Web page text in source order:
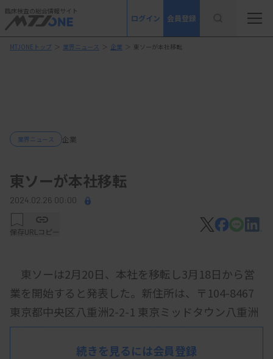
臨床検査の総合情報サイト
ログイン 会員登録
MTJONEトップ ＞ 業界ニュース ＞ 企業 ＞ 東ソーが本社移転
業界ニュース 企業
東ソーが本社移転
2024.02.26 00:00
保存URLコピー
東ソーは2月20日、本社を移転し3月18日から営
業を開始すると発表した。新住所は、〒104-8467
東京都中央区八重洲2-2-1 東京ミッドタウン八重洲
八重洲セントラルタワー。代表電話は03-6636-
続きを見るには会員登録